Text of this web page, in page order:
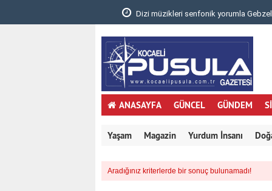
Dizi müzikleri senfonik yorumla
ANASAYFA GÜNCEL GÜNDEM
Yaşam Magazin Yurdum İnsanı
Aradığınız kriterlerde bir sonuç bulunamadı!